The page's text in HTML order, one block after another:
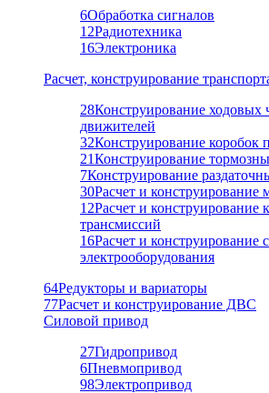
6Обработка сигналов
12Радиотехника
16Электроника
Расчет, конструирование
28Конструирование ходовых
движителей
32Конструирование коробок
21Конструирование
7Конструирование
30Расчет и конструирование
12Расчет и конструирование
трансмиссий
16Расчет и конструирование
электрооборудования
64Редукторы и вариаторы
77Расчет и конструирование ДВС
Силовой привод
27Гидропривод
6Пневмопривод
98Электропривод